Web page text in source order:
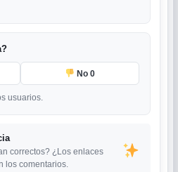
No 0
usuarios.
correctos? ¿Los enlaces
los comentarios.